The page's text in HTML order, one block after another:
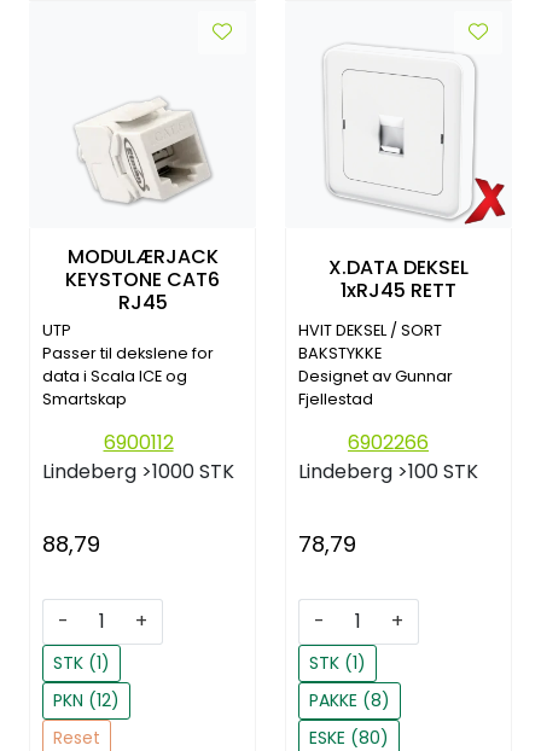
MODULÆRJACK
KEYSTONE CAT6
RJ45
UTP
Passer til dekslene for
data i Scala ICE og
Smartskap
6900112
Lindeberg >1000 STK
88,79
- +
STK (1)
PKN (12)
Reset
X.DATA DEKSEL
1xRJ45 RETT
HVIT DEKSEL / SORT
BAKSTYKKE
Designet av Gunnar
Fjellestad
6902266
Lindeberg >100 STK
78,79
- +
STK (1)
PAKKE (8)
ESKE (80)